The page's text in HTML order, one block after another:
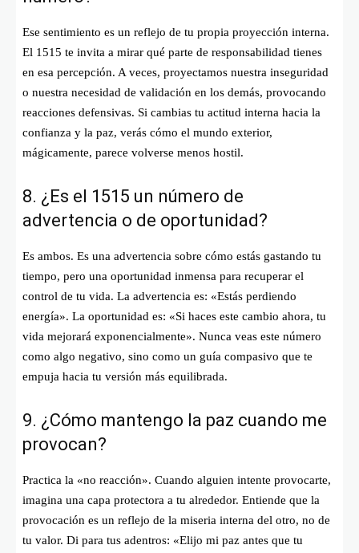
Ese sentimiento es un reflejo de tu propia proyección interna.
El 1515 te invita a mirar qué parte de responsabilidad tienes
en esa percepción. A veces, proyectamos nuestra inseguridad
o nuestra necesidad de validación en los demás, provocando
reacciones defensivas. Si cambias tu actitud interna hacia la
confianza y la paz, verás cómo el mundo exterior,
mágicamente, parece volverse menos hostil.
8. ¿Es el 1515 un número de
advertencia o de oportunidad?
Es ambos. Es una advertencia sobre cómo estás gastando tu
tiempo, pero una oportunidad inmensa para recuperar el
control de tu vida. La advertencia es: «Estás perdiendo
energía». La oportunidad es: «Si haces este cambio ahora, tu
vida mejorará exponencialmente». Nunca veas este número
como algo negativo, sino como un guía compasivo que te
empuja hacia tu versión más equilibrada.
9. ¿Cómo mantengo la paz cuando me
provocan?
Practica la «no reacción». Cuando alguien intente provocarte,
imagina una capa protectora a tu alrededor. Entiende que la
provocación es un reflejo de la miseria interna del otro, no de
tu valor. Di para tus adentros: «Elijo mi paz antes que tu